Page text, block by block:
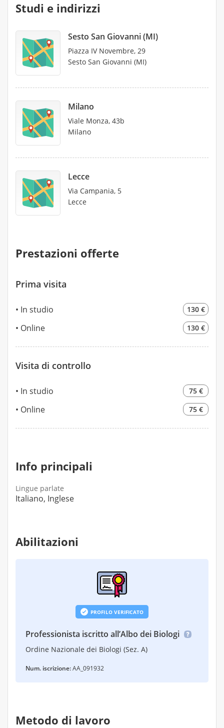
Studi e indirizzi
Sesto San Giovanni (MI)
Piazza IV Novembre, 29
Sesto San Giovanni (MI)
Milano
Viale Monza, 43b
Milano
Lecce
Via Campania, 5
Lecce
Prestazioni offerte
Prima visita
In studio 130 €
Online 130 €
Visita di controllo
In studio 75 €
Online 75 €
Info principali
Lingue parlate
Italiano, Inglese
Abilitazioni
PROFILO VERIFICATO
Professionista iscritto all’Albo dei Biologi
Ordine Nazionale dei Biologi (Sez. A)
Num. iscrizione:AA_091932
Metodo di lavoro